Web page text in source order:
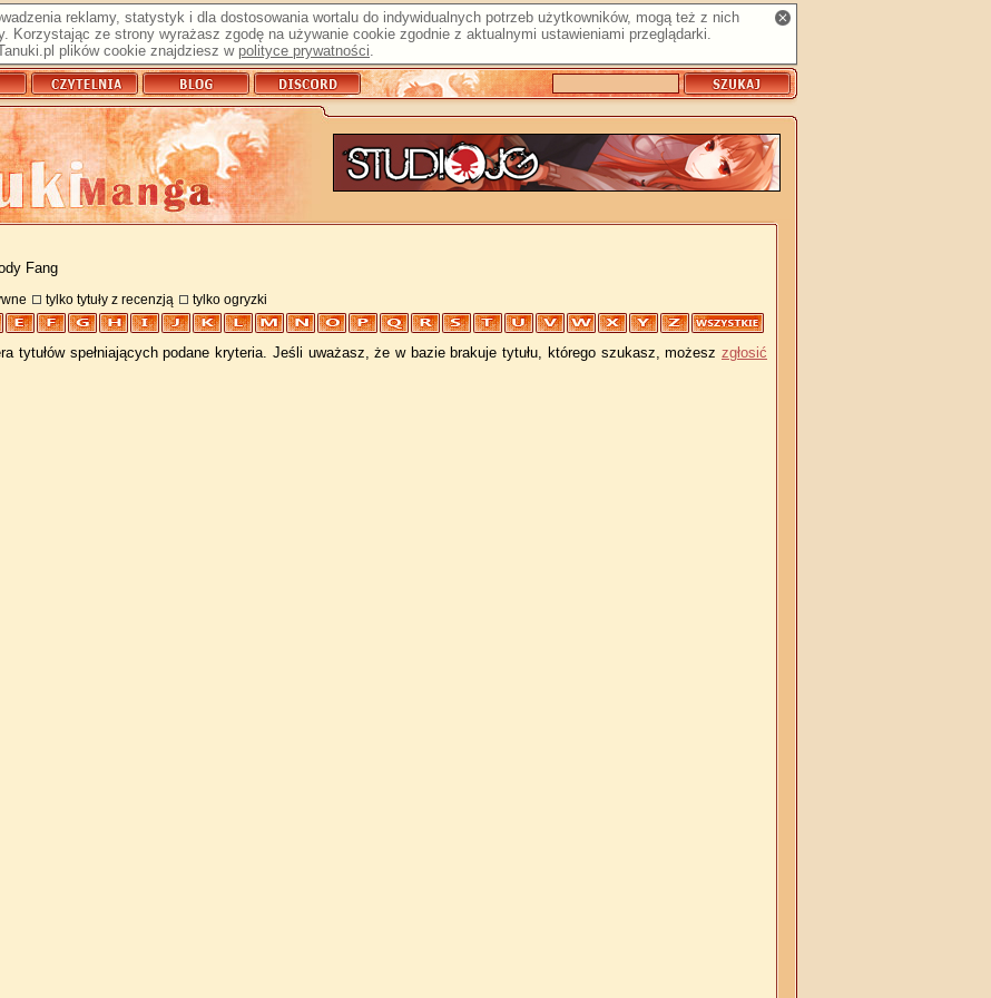
reklamy, statystyk i dla dostosowania wortalu do indywidualnych potrzeb użytkowników, mogą też z nich
Korzystając ze strony wyrażasz zgodę na używanie cookie zgodnie z aktualnymi ustawieniami przeglądarki.
plików cookie znajdziesz w polityce prywatności.
Fang
tylko tytuły z recenzją tylko ogryzki
tytułów spełniających podane kryteria. Jeśli uważasz, że w bazie brakuje tytułu, którego szukasz, możesz zgłosić